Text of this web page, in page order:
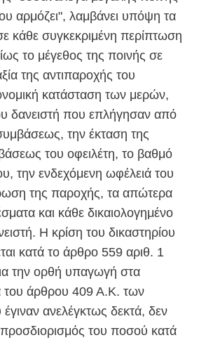
αρμόζει", λαμβάνει υπόψη τα
κάθε συγκεκριμένη περίπτωση
το μέγεθος της ποινής σε
της αντιπαροχής του
κατάσταση των μερών,
δανειστή που επλήγησαν από
την έκταση της
του οφειλέτη, το βαθμό
την ενδεχόμενη ωφέλειά του
της παροχής, τα απώτερα
και κάθε δικαιολογημένο
Η κρίση του δικαστηρίου
κατά το άρθρο 559 αριθ. 1
την ορθή υπαγωγή στα
του άρθρου 409 Α.Κ. των
ανελέγκτως δεκτά, δεν
του ποσού κατά